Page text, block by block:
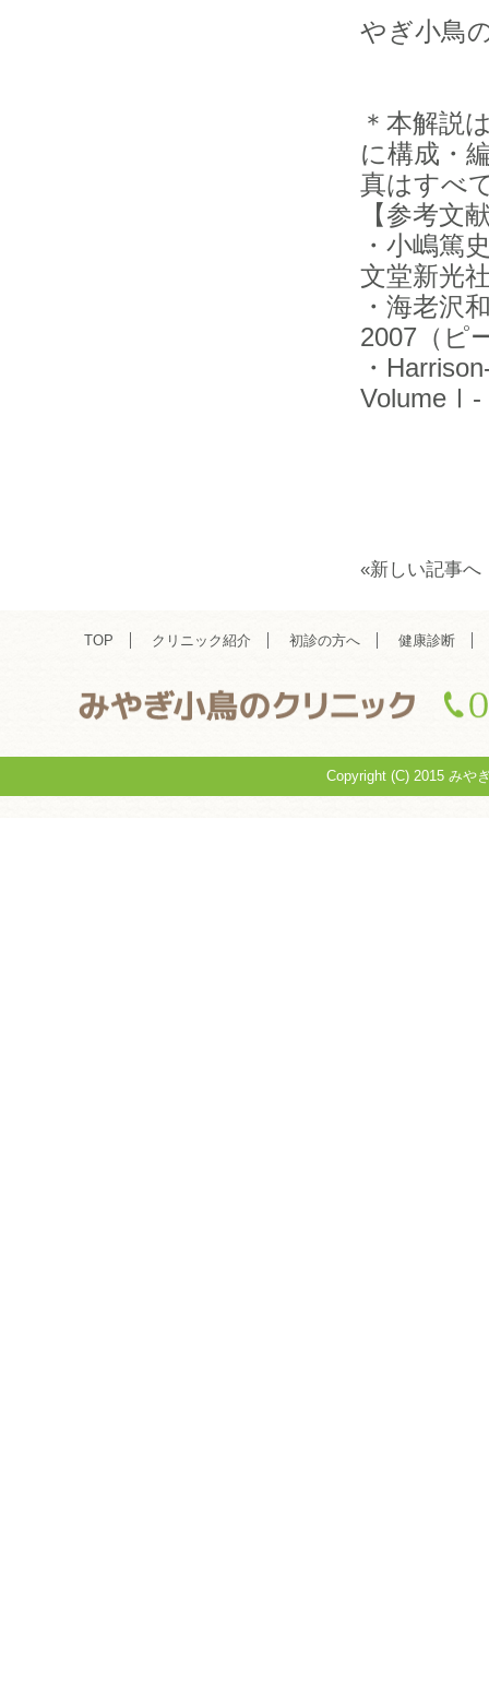
やぎ小鳥
＊本解説
に構成・
真はすべ
【参考文
・小嶋篤
文堂新光
・海老沢
2007（ピ
・
«新しい記事へ
TOP クリニック紹介 初診の方へ 健康診断
Copyright (C) 2015 みや